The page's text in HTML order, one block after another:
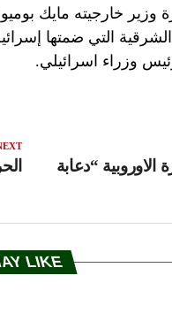
وزير خارجيته مايك
التي ضمتها
وزراء اسرائيلي.
الاوروبية “دعابة
LIKE